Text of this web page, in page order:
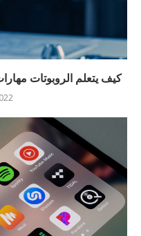
كيف يتعلم الروبوتات